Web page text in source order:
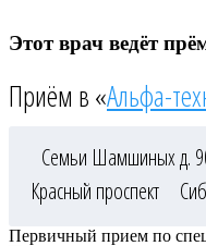
Этот врач ведёт
Приём в «Альфа-
Семьи Шамшиных д.
Красный проспект
Первичный прием по